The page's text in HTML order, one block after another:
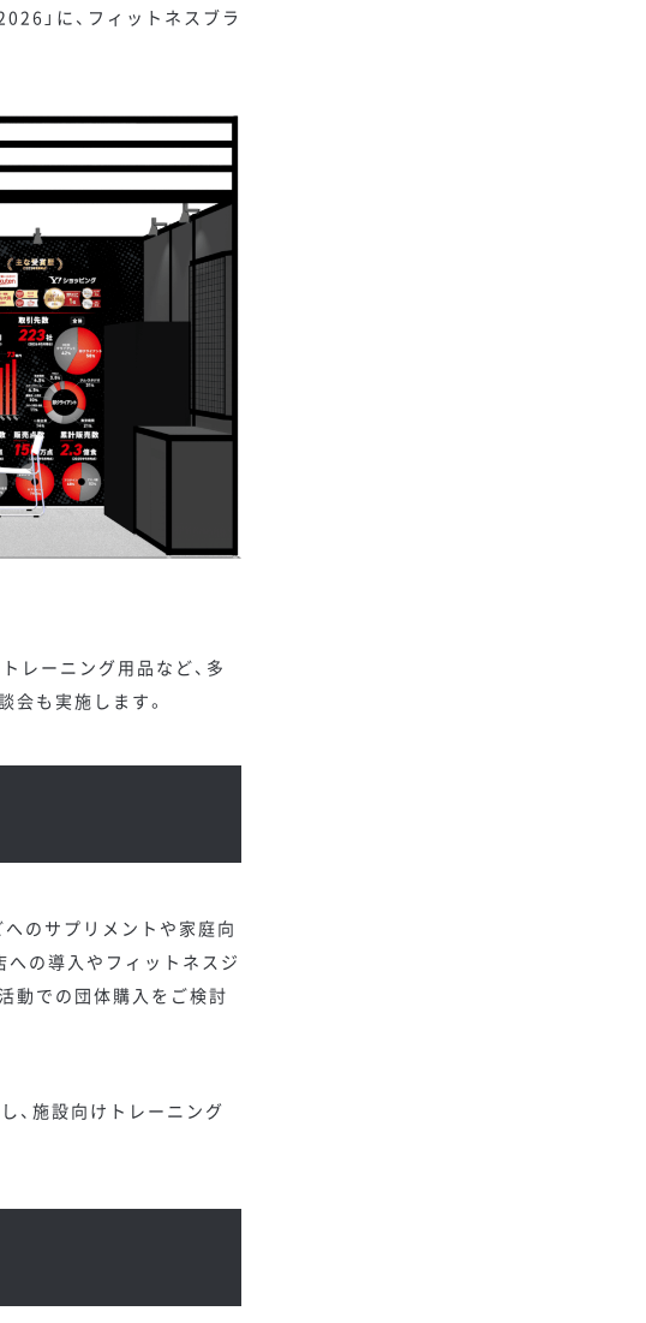
」に、フィットネスブラ
レーニング用品など、多
会も実施します。
のサプリメントや家庭向
の導入やフィットネスジ
動での団体購入をご検討
、施設向けトレーニング